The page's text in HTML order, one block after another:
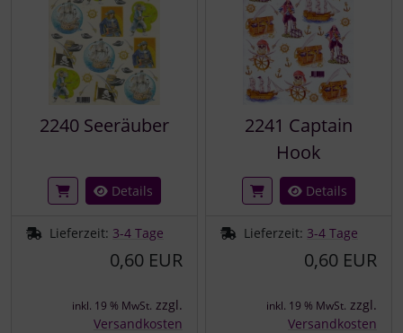
2240 Seeräuber
Details
Lieferzeit: 3-4 Tage
0,60 EUR
inkl. 19 % MwSt. zzgl.
Versandkosten
2241 Captain
Hook
Details
Lieferzeit: 3-4 Tage
0,60 EUR
inkl. 19 % MwSt. zzgl.
Versandkosten